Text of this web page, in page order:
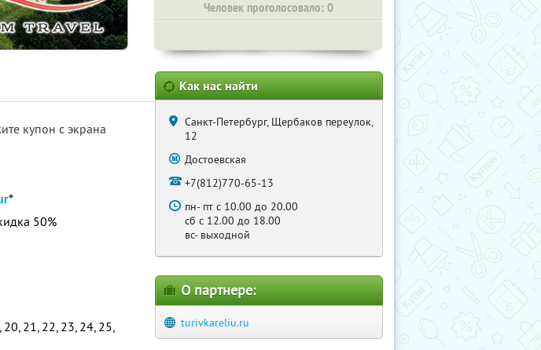
Человек проголосовало: 0
купон с экрана
*
50%
20, 21, 22, 23, 24, 25,
Как нас найти
Санкт-Петербург, Щербаков переулок,
12
Достоевская
+7(812)770-65-13
пн- пт с 10.00 до 20.00
сб с 12.00 до 18.00
вс- выходной
О партнере:
turivkareliu.ru